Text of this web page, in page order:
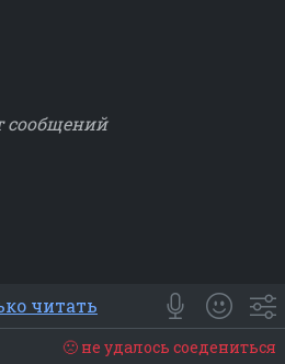
сообщений
Smile
😀 Emoji
Еда Объекты
читать
🙁 не удалось соедениться